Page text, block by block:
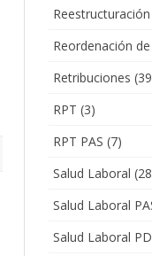
Reordenación
Retribuciones
RPT (3)
RPT PAS (7)
Salud Laboral
Salud Laboral
Salud Laboral